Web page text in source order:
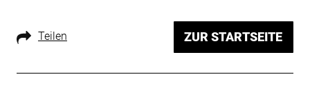
Teilen ZUR STARTSEITE